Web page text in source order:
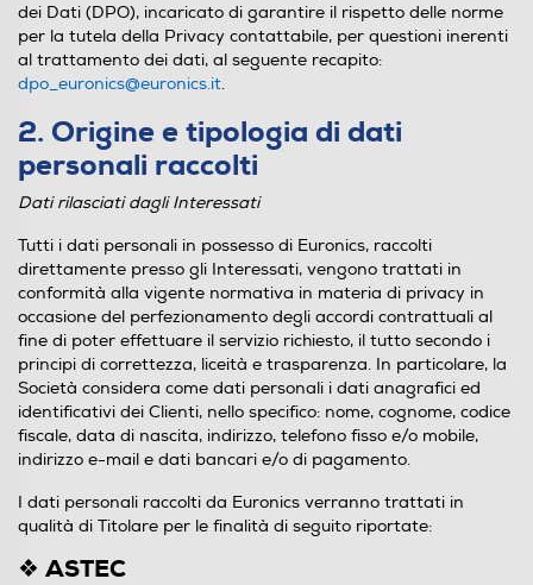
dei Dati (DPO), incaricato di garantire il rispetto delle norme
per la tutela della Privacy contattabile, per questioni inerenti
al trattamento dei dati, al seguente recapito:
dpo_euronics@euronics.it.
2. Origine e tipologia di dati
personali raccolti
Dati rilasciati dagli Interessati
Tutti i dati personali in possesso di Euronics, raccolti
direttamente presso gli Interessati, vengono trattati in
conformità alla vigente normativa in materia di privacy in
occasione del perfezionamento degli accordi contrattuali al
fine di poter effettuare il servizio richiesto, il tutto secondo i
principi di correttezza, liceità e trasparenza. In particolare, la
Società considera come dati personali i dati anagrafici ed
identificativi dei Clienti, nello specifico: nome, cognome, codice
fiscale, data di nascita, indirizzo, telefono fisso e/o mobile,
indirizzo e-mail e dati bancari e/o di pagamento.
I dati personali raccolti da Euronics verranno trattati in
qualità di Titolare per le finalità di seguito riportate:
❖ ASTEC